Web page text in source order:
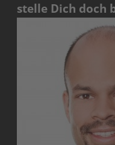
stelle Dich doch